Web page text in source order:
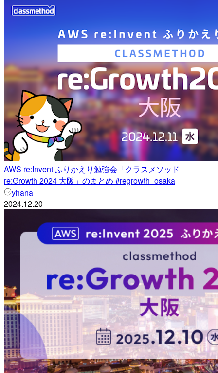
AWS re:Invent ふりかえり勉強会「クラスメソッド
re:Growth 2024 大阪」のまとめ #regrowth_osaka
yhana
2024.12.20